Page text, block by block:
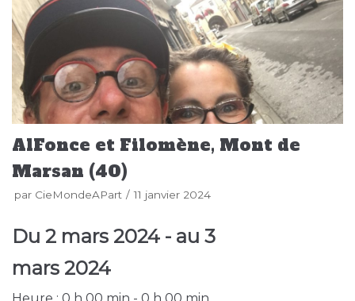
AlFonce et Filomène, Mont de
Marsan (40)
par CieMondeAPart 11 janvier 2024
Du 2 mars 2024 - au 3
mars 2024